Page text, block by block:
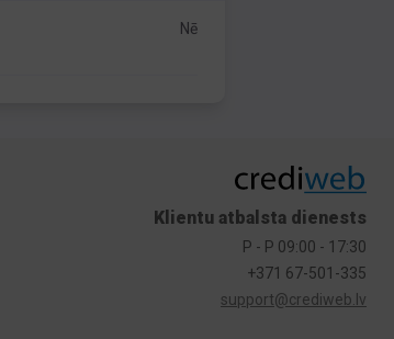
Nē
Klientu atbalsta dienests
P - P 09:00 - 17:30
+371 67-501-335
support@crediweb.lv